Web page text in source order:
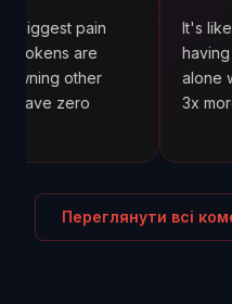
It's like going from
having a mission
alone was worth
3x more tokens
Переглянути всі